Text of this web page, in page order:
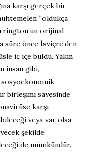
karşı gerçek bir
“oldukça
orijinal
süre önce İsviçre’den
iç içe buldu. Yakın
insan gibi,
sosyoekonomik
birleşimi sayesinde
karşı
veya var olsa
şekilde
de mümkündür.